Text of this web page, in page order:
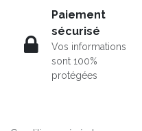
Paiement
sécurisé
Vos informations
sont 100%
protégées